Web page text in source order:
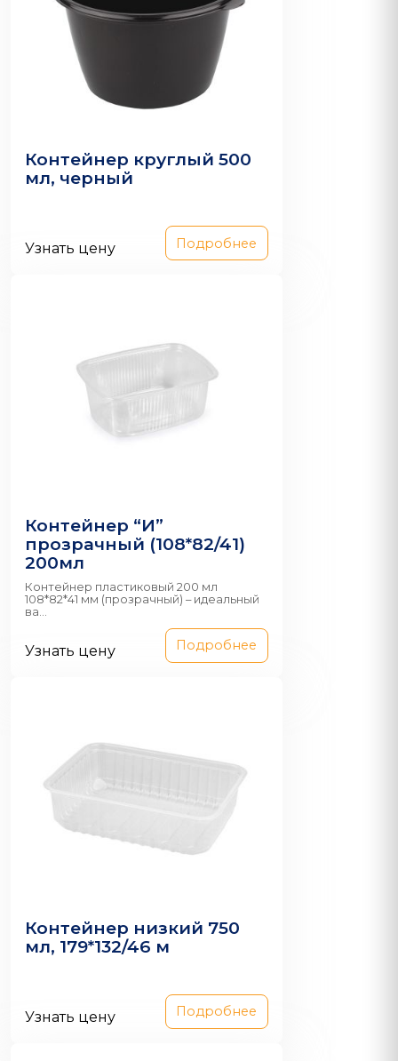
Контейнер круглый 500
мл, черный
Узнать цену Подробнее
Контейнер “И”
прозрачный (108*82/41)
200мл
Контейнер пластиковый 200 мл
108*82*41 мм (прозрачный) – идеальный
ва...
Узнать цену Подробнее
Контейнер низкий 750
мл, 179*132/46 м
Узнать цену Подробнее